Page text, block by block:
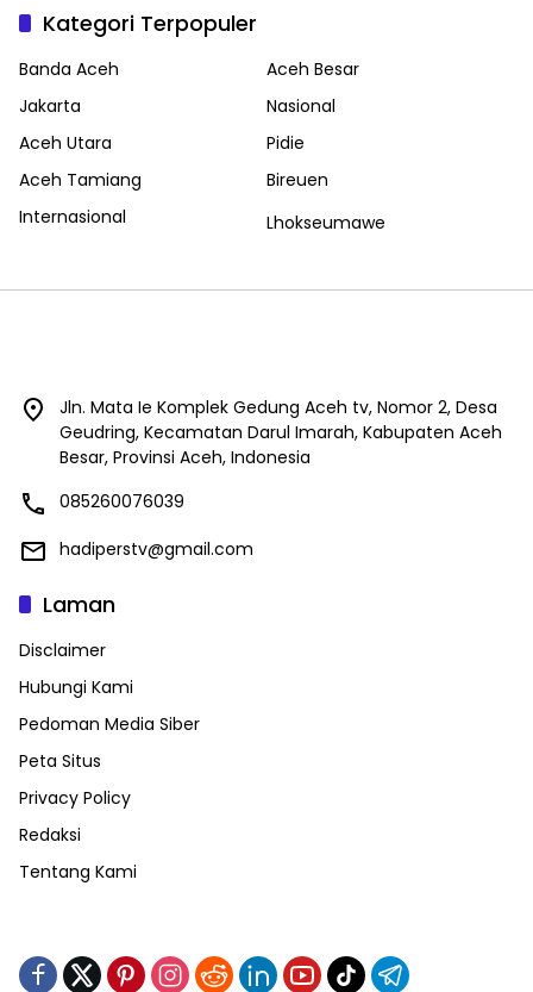
Kategori Terpopuler
Banda Aceh
Aceh Besar
Jakarta
Nasional
Aceh Utara
Pidie
Aceh Tamiang
Bireuen
Internasional
Lhokseumawe
Jln. Mata Ie Komplek Gedung Aceh tv, Nomor 2, Desa
Geudring, Kecamatan Darul Imarah, Kabupaten Aceh
Besar, Provinsi Aceh, Indonesia
085260076039
hadiperstv@gmail.com
Laman
Disclaimer
Hubungi Kami
Pedoman Media Siber
Peta Situs
Privacy Policy
Redaksi
Tentang Kami